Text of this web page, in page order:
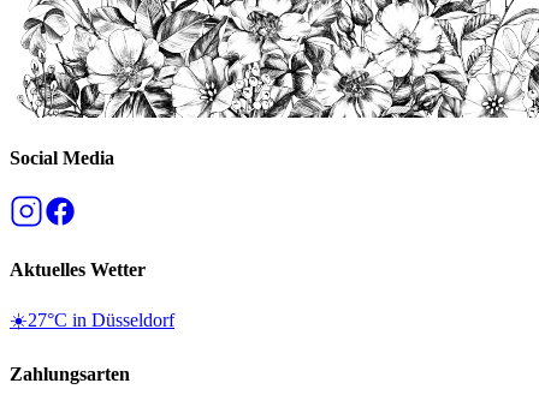
Social Media
Aktuelles Wetter
☀️27°C in Düsseldorf
Zahlungsarten